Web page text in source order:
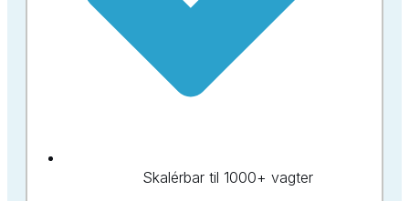
Skalérbar til 1000+ vagter